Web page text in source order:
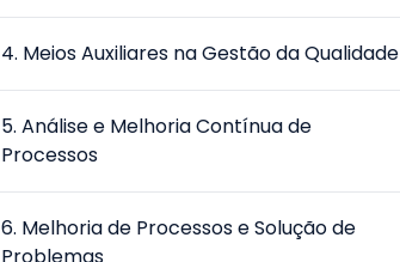
4. Meios Auxiliares na Gestão da Qualidade
5.Análise e Melhoria Contínua de
Processos
6. Melhoria de Processos e Solução de